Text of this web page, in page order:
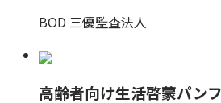
BOD 三優監査法人
高齢者向け生活啓蒙パン